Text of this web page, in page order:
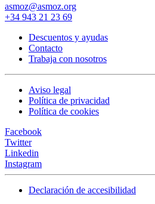
asmoz@asmoz.org
+34 943 21 23 69
Descuentos y ayudas
Contacto
Trabaja con nosotros
Aviso legal
Política de privacidad
Política de cookies
Facebook
Twitter
Linkedin
Instagram
Declaración de accesibilidad